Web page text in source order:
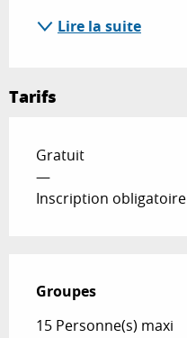
Lire la suite
Tarifs
Gratuit
—
Inscription obligatoire
Groupes
Groupes
15 Personne(s) maxi